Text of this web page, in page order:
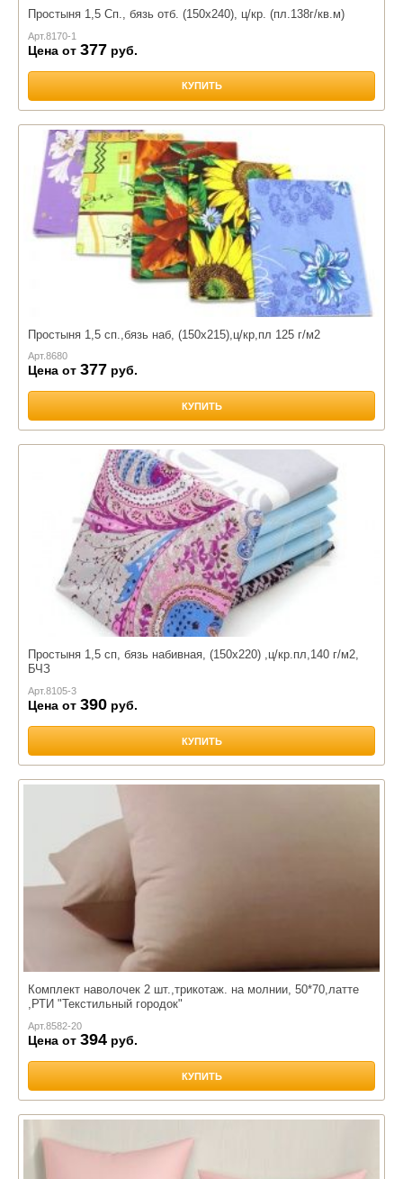
Простыня 1,5 Сп., бязь отб. (150х240), ц/кр. (пл.138г/кв.м)
Арт.8170-1
Цена от 377 руб.
КУПИТЬ
Простыня 1,5 сп.,бязь наб, (150х215),ц/кр,пл 125 г/м2
Арт.8680
Цена от 377 руб.
КУПИТЬ
Простыня 1,5 сп, бязь набивная, (150х220) ,ц/кр.пл,140 г/м2,
БЧЗ
Арт.8105-3
Цена от 390 руб.
КУПИТЬ
Комплект наволочек 2 шт.,трикотаж. на молнии, 50*70,латте
,РТИ "Текстильный городок"
Арт.8582-20
Цена от 394 руб.
КУПИТЬ